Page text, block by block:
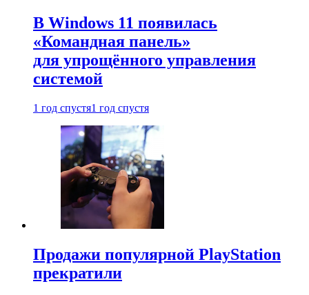
В Windows 11 появилась
«Командная панель»
для упрощённого управления
системой
1 год спустя1 год спустя
Продажи популярной PlayStation
прекратили